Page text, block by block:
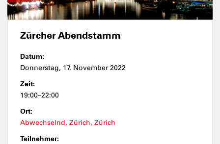
Zürcher Abendstamm
Datum:
Donnerstag, 17. November 2022
Zeit:
19:00–22:00
Ort:
Abwechselnd, Zürich, Zürich
Teilnehmer: